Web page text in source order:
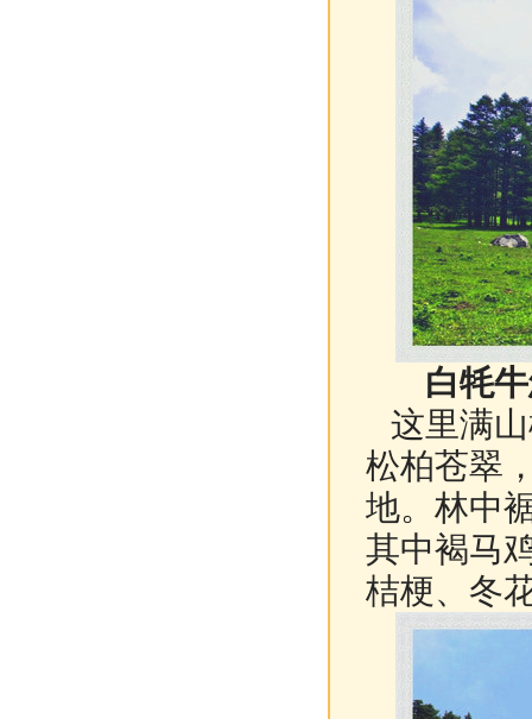
白牦牛
这里满
松柏苍翠
地。林中
其中褐马
桔梗、冬